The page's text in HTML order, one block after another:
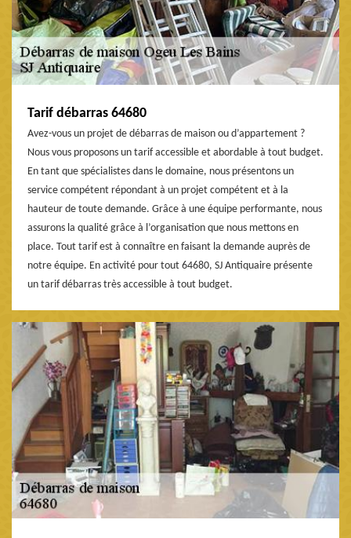
Tarif débarras 64680
Avez-vous un projet de débarras de maison ou d’appartement ?
Nous vous proposons un tarif accessible et abordable à tout budget.
En tant que spécialistes dans le domaine, nous présentons un
service compétent répondant à un projet compétent et à la
hauteur de toute demande. Grâce à une équipe performante, nous
assurons la qualité grâce à l’organisation que nous mettons en
place. Tout tarif est à connaître en faisant la demande auprès de
notre équipe. En activité pour tout 64680, SJ Antiquaire présente
un tarif débarras très accessible à tout budget.